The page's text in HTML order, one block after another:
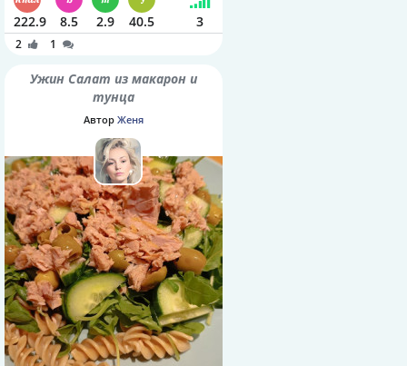
222.9 8.5 2.9 40.5 3
2 1
Ужин Салат из макарон и
тунца
Автор Женя